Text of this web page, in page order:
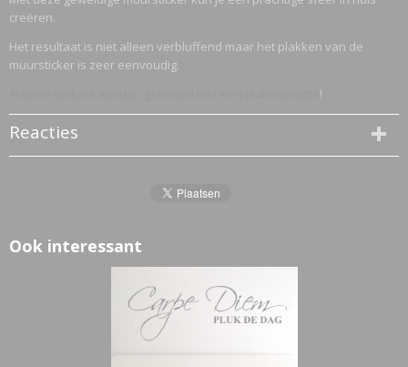
creëren.
Het resultaat is niet alleen verbluffend maar het plakken van de
muursticker is zeer eenvoudig.
!
Reacties
Ook interessant